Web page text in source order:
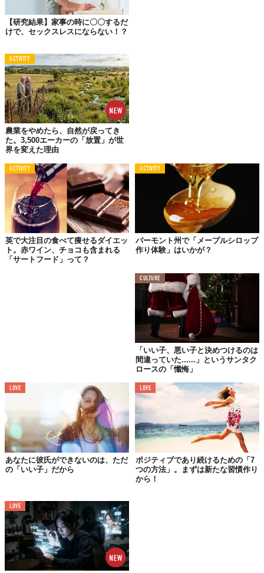
彼によると、2050年までに西洋世界の人々にとっての赤ちゃんは
「試験管ベイビー」になる。つまり、体外受精が主流になるとい
うのだ。女性も男性も、若い時に自分の卵子や精子を凍結保存す
■背景には女性の社会進出が！
一般的に女性の出産可能性は30歳前後をピークに、その後低下し
ていくと言われている。出産のみを考えれば、20歳前後の卵子が
最も良い。一方で、女性が社会進出する現在では、「出産適齢
期」に子どもを産みたくても産めない女性が増加している。こう
した背景から、若い間に「最高の卵子」を凍結保存しておき、産
みたいタイミングで子どもを設けられる体外受精を選択する女性
もし体外受精が一般的になれば、男性も精子凍結保存を選択しや
すくなる。精子は35歳前後を境に劣化していくため、精子凍結保
存に十分なメリットがある。
■体外受精がもたらすもの
【研究結果】家事の時に〇〇するだ
けで、セックスレスにならない！？
ACTIVITY
農業をやめたら、自然が戻ってき
た。3,500エーカーの「放置」が世
界を変えた理由
ACTIVITY
英で大注目の食べて痩せるダイエッ
ト。赤ワイン、チョコも含まれる
「サートフード」って？
ACTIVITY
バーモント州で「メープルシロップ
作り体験」はいかが？
CULTURE
「いい子、悪い子と決めつけるのは
間違っていた......」というサンタク
ロースの「懺悔」
LOVE
あなたに彼氏ができないのは、ただ
の「いい子」だから
LOVE
ポジティブであり続けるための「7
つの方法」。まずは新たな習慣作り
から！
LOVE